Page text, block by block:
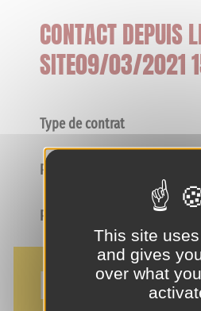
CONTACT DEPUIS
SITE09/03/2021
Type de contrat
Poste
Profil
NOS
This site
and gives
over what